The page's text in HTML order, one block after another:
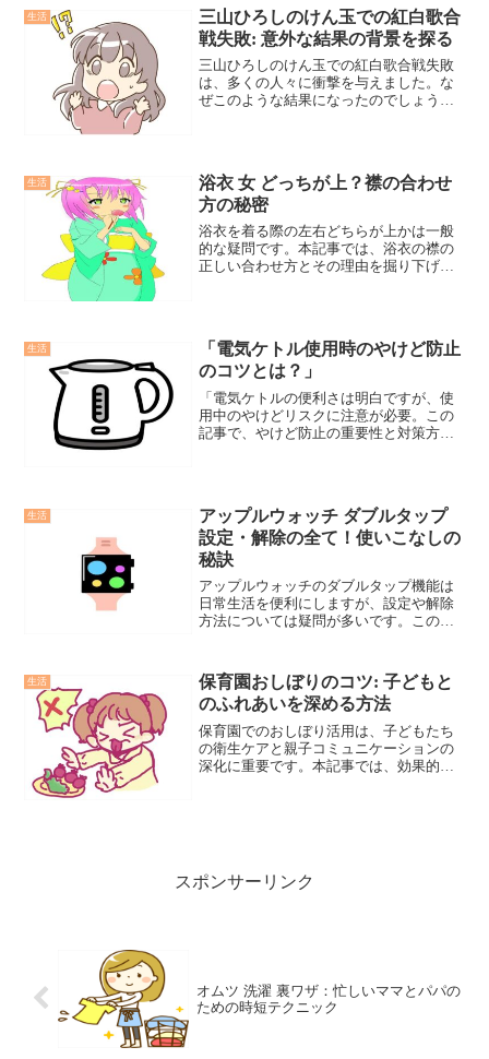
生活
三山ひろしのけん玉での紅白歌合
戦失敗: 意外な結果の背景を探る
三山ひろしのけん玉での紅白歌合戦失敗
は、多くの人々に衝撃を与えました。な
ぜこのような結果になったのでしょう
生活
浴衣 女 どっちが上？襟の合わせ
方の秘密
浴衣を着る際の左右どちらが上かは一般
的な疑問です。本記事では、浴衣の襟の
正しい合わせ方とその理由を掘り下げ、
生活
「電気ケトル使用時のやけど防止
のコツとは？」
「電気ケトルの便利さは明白ですが、使
用中のやけどリスクに注意が必要。この
記事で、やけど防止の重要性と対策方法
生活
アップルウォッチ ダブルタップ
設定・解除の全て！使いこなしの
秘訣
アップルウォッチのダブルタップ機能は
日常生活を便利にしますが、設定や解除
方法については疑問が多いです。この記
す。
生活
保育園おしぼりのコツ: 子どもと
のふれあいを深める方法
保育園でのおしぼり活用は、子どもたち
の衛生ケアと親子コミュニケーションの
深化に重要です。本記事では、効果的な
スポンサーリンク
オムツ 洗濯 裏ワザ：忙しいママとパパの
ための時短テクニック